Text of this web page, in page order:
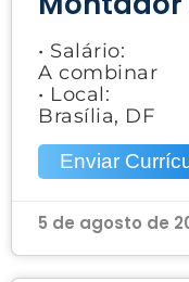
• Salário:
A combinar
• Local:
Brasília, DF
Enviar
5 de agosto de